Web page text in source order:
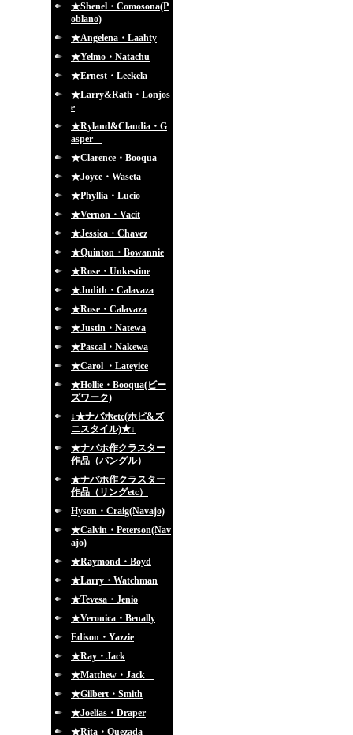
★Shenel・Comosona(P
oblano)
★Angelena・Laahty
★Yelmo・Natachu
★Ernest・Leekela
★Larry&Rath・Lonjos
e
★Ryland&Claudia・G
asper
★Clarence・Booqua
★Joyce・Waseta
★Phyllia・Lucio
★Vernon・Vacit
★Jessica・Chavez
★Quinton・Bowannie
★Rose・Unkestine
★Judith・Calavaza
★Rose・Calavaza
★Justin・Natewa
★Pascal・Nakewa
★Carol ・Lateyice
★Hollie・Booqua(ビー
ズワーク)
↓★ナバホetc(ホピ&ズ
ニスタイル)★↓
★ナバホ作クラスター
作品（バングル）
★ナバホ作クラスター
作品（リングetc）
Hyson・Craig(Navajo)
★Calvin・Peterson(Nav
ajo)
★Raymond・Boyd
★Larry・Watchman
★Tevesa・Jenio
★Veronica・Benally
Edison・Yazzie
★Ray・Jack
★Matthew・Jack
★Gilbert・Smith
★Joelias・Draper
★Rita・Quezada